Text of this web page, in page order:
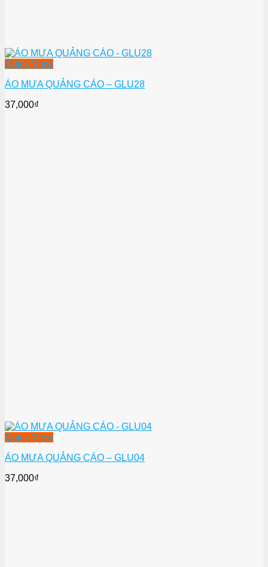
Quick View
ÁO MƯA QUẢNG CÁO – GLU28
37,000₫
Quick View
ÁO MƯA QUẢNG CÁO – GLU04
37,000₫